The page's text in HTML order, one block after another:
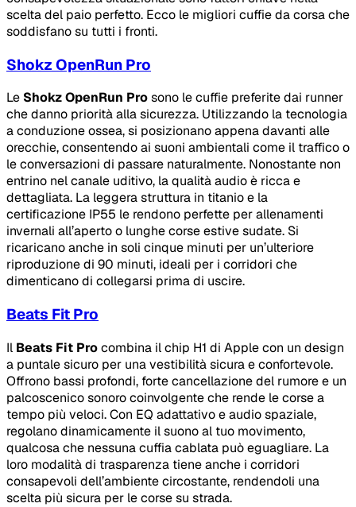
scelta del paio perfetto. Ecco le migliori cuffie da corsa che
soddisfano su tutti i fronti.
Shokz OpenRun Pro
Le Shokz OpenRun Prosono le cuffie preferite dai runner
che danno priorità alla sicurezza. Utilizzando la tecnologia
a conduzione ossea, si posizionano appena davanti alle
orecchie, consentendo ai suoni ambientali come il traffico o
le conversazioni di passare naturalmente. Nonostante non
entrino nel canale uditivo, la qualità audio è ricca e
dettagliata. La leggera struttura in titanio e la
certificazione IP55 le rendono perfette per allenamenti
invernali all’aperto o lunghe corse estive sudate. Si
ricaricano anche in soli cinque minuti per un’ulteriore
riproduzione di 90 minuti, ideali per i corridori che
dimenticano di collegarsi prima di uscire.
Beats Fit Pro
Il Beats Fit Procombina il chip H1 di Apple con un design
a puntale sicuro per una vestibilità sicura e confortevole.
Offrono bassi profondi, forte cancellazione del rumore e un
palcoscenico sonoro coinvolgente che rende le corse a
tempo più veloci. Con EQ adattativo e audio spaziale,
regolano dinamicamente il suono al tuo movimento,
qualcosa che nessuna cuffia cablata può eguagliare. La
loro modalità di trasparenza tiene anche i corridori
consapevoli dell’ambiente circostante, rendendoli una
scelta più sicura per le corse su strada.